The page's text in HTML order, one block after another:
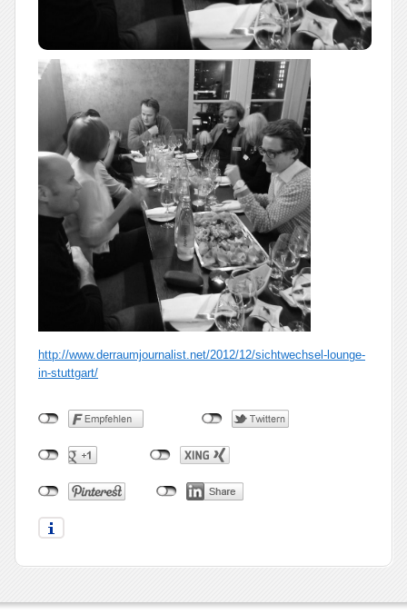
http://www.derraumjournalist.net/2012/12/sichtwechsel-lounge-
in-stuttgart/